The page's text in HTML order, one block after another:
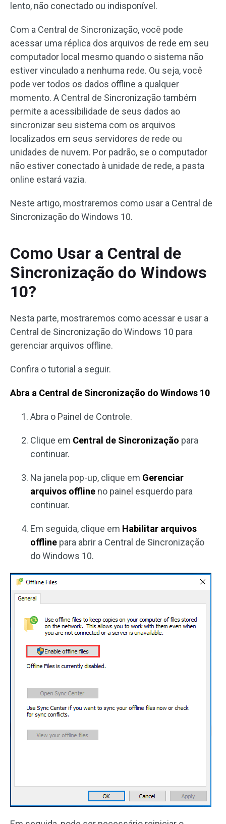
lento, não conectado ou indisponível.
Com a Central de Sincronização, você pode
acessar uma réplica dos arquivos de rede em seu
computador local mesmo quando o sistema não
estiver vinculado a nenhuma rede. Ou seja, você
pode ver todos os dados offline a qualquer
momento. A Central de Sincronização também
permite a acessibilidade de seus dados ao
sincronizar seu sistema com os arquivos
localizados em seus servidores de rede ou
unidades de nuvem. Por padrão, se o computador
não estiver conectado à unidade de rede, a pasta
online estará vazia.
Neste artigo, mostraremos como usar a Central de
Sincronização do Windows 10.
Como Usar a Central de
Sincronização do Windows
10?
Nesta parte, mostraremos como acessar e usar a
Central de Sincronização do Windows 10 para
gerenciar arquivos offline.
Confira o tutorial a seguir.
Abra a Central de Sincronização do Windows 10
Abra o Painel de Controle.
Clique em Central de Sincronização para
continuar.
Na janela pop-up, clique em Gerenciar
arquivos offline no painel esquerdo para
continuar.
Em seguida, clique em Habilitar arquivos
offline para abrir a Central de Sincronização
do Windows 10.